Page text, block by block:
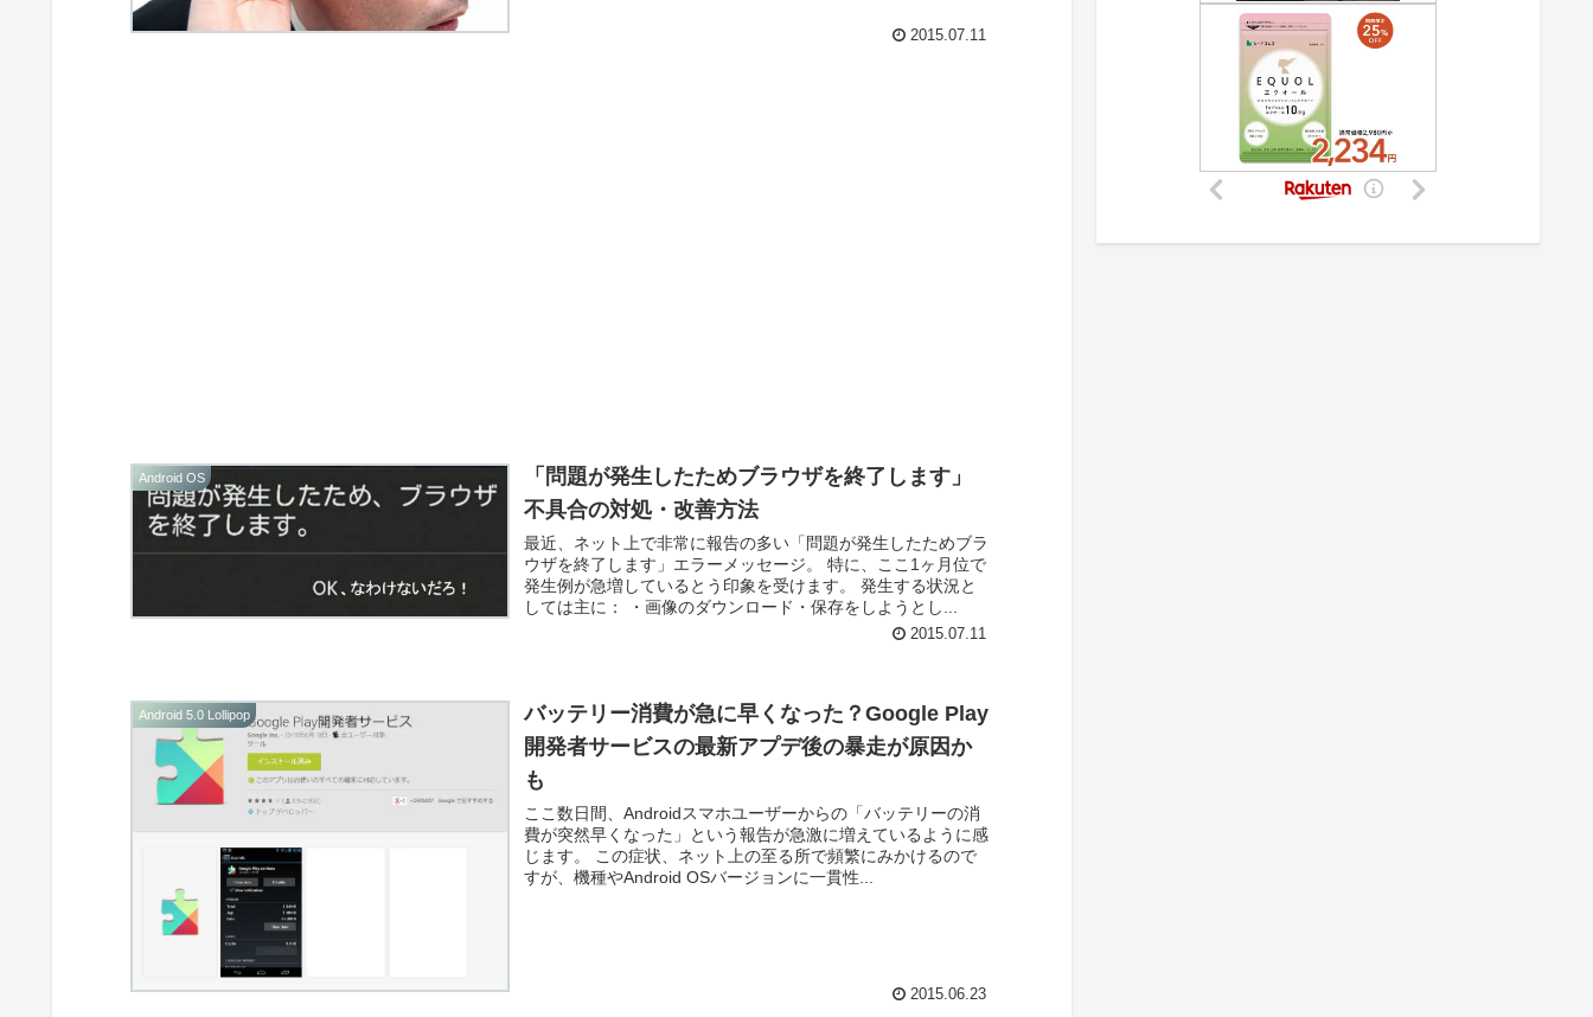
2015.07.11
Android OS
「問題が発生したためブラウザを終了します」
不具合の対処・改善方法
最近、ネット上で非常に報告の多い「問題が発生したためブラ
ウザを終了します」エラーメッセージ。 特に、ここ1ヶ月位で
発生例が急増しているとう印象を受けます。 発生する状況と
しては主に： ・画像のダウンロード・保存をしようとし...
2015.07.11
Android 5.0 Lollipop
バッテリー消費が急に早くなった？Google Play
開発者サービスの最新アプデ後の暴走が原因か
も
ここ数日間、Androidスマホユーザーからの「バッテリーの消
費が突然早くなった」という報告が急激に増えているように感
じます。 この症状、ネット上の至る所で頻繁にみかけるので
すが、機種やAndroid OSバージョンに一貫性...
2015.06.23